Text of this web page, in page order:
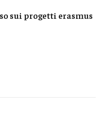
sui progetti erasmus